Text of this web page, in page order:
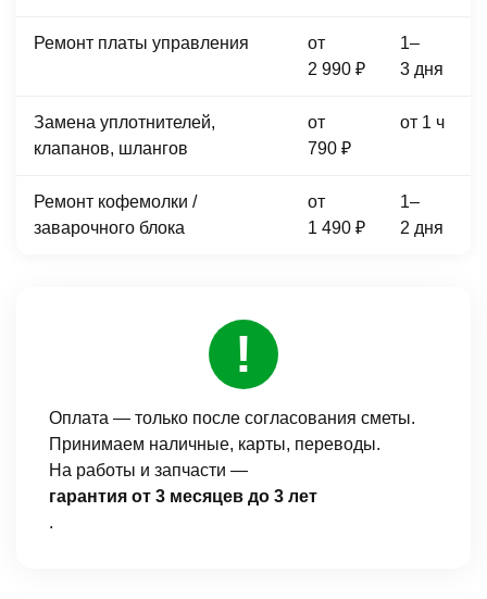
Ремонт платы управления
от
2 990 ₽
1–
3 дня
Замена уплотнителей,
клапанов, шлангов
от
790 ₽
от 1 ч
Ремонт кофемолки /
заварочного блока
от
1 490 ₽
1–
2 дня
Оплата — только после согласования сметы.
Принимаем наличные, карты, переводы.
На работы и запчасти —
гарантия от 3 месяцев до 3 лет
.